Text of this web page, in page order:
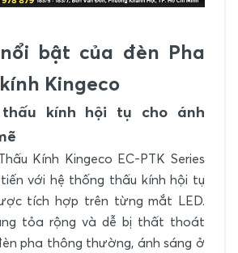
bật của đèn Pha
Kingeco
thấu kính hội tụ cho ánh
Kính Kingeco EC-PTK Series
với hệ thống thấu kính hội tụ
tích hợp trên từng mắt LED.
tỏa rộng và dễ bị thất thoát
pha thông thường, ánh sáng ở